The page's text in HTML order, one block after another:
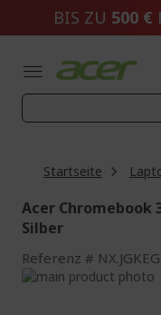
BIS ZU 500 €
Startseite
Acer Chromebook
Silber
Referenz
Zum